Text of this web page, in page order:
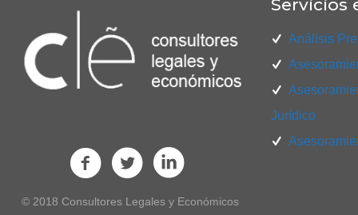
© 2018 Consultores Legales y Económicos
Servicios
Análisis
Jurídico